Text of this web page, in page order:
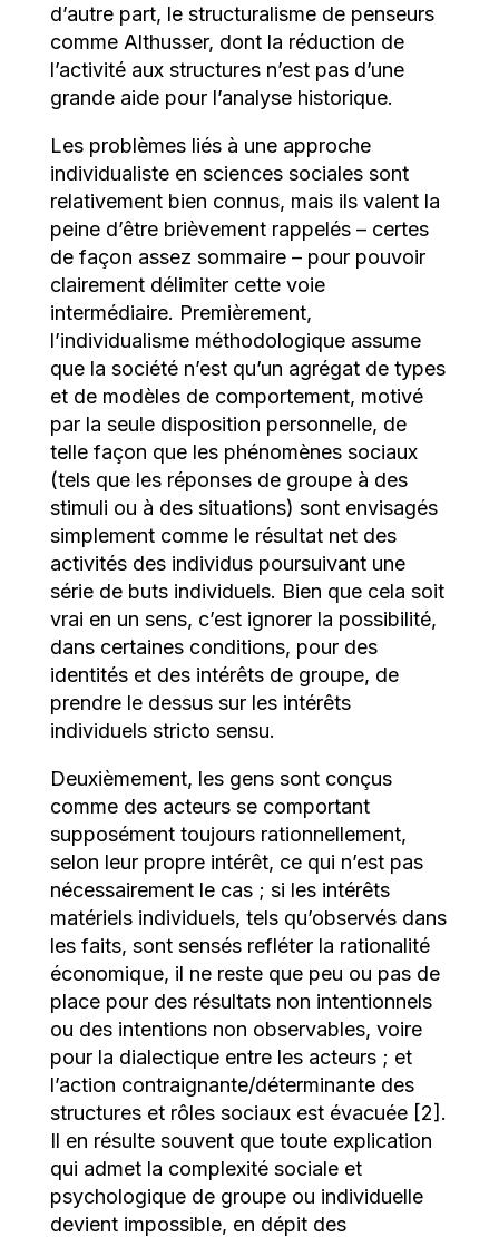
d’autre part, le structuralisme de penseurs
comme Althusser, dont la réduction de
l’activité aux structures n’est pas d’une
grande aide pour l’analyse historique.
Les problèmes liés à une approche
individualiste en sciences sociales sont
relativement bien connus, mais ils valent la
peine d’être brièvement rappelés – certes
de façon assez sommaire – pour pouvoir
clairement délimiter cette voie
intermédiaire. Premièrement,
l’individualisme méthodologique assume
que la société n’est qu’un agrégat de types
et de modèles de comportement, motivé
par la seule disposition personnelle, de
telle façon que les phénomènes sociaux
(tels que les réponses de groupe à des
stimuli ou à des situations) sont envisagés
simplement comme le résultat net des
activités des individus poursuivant une
série de buts individuels. Bien que cela soit
vrai en un sens, c’est ignorer la possibilité,
dans certaines conditions, pour des
identités et des intérêts de groupe, de
prendre le dessus sur les intérêts
individuels stricto sensu.
Deuxièmement, les gens sont conçus
comme des acteurs se comportant
supposément toujours rationnellement,
selon leur propre intérêt, ce qui n’est pas
nécessairement le cas ; si les intérêts
matériels individuels, tels qu’observés dans
les faits, sont sensés refléter la rationalité
économique, il ne reste que peu ou pas de
place pour des résultats non intentionnels
ou des intentions non observables, voire
pour la dialectique entre les acteurs ; et
l’action contraignante/déterminante des
structures et rôles sociaux est évacuée [2].
Il en résulte souvent que toute explication
qui admet la complexité sociale et
psychologique de groupe ou individuelle
devient impossible, en dépit des